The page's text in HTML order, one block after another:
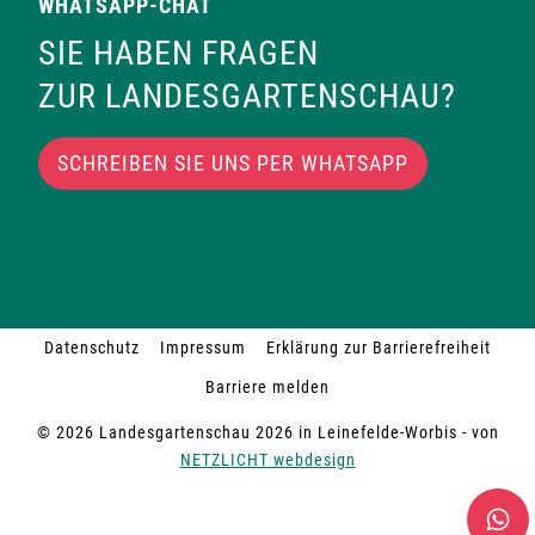
WHATSAPP-CHAT
SIE HABEN FRAGEN
ZUR LANDESGARTENSCHAU?
SCHREIBEN SIE UNS PER WHATSAPP
© 2026 Landesgartenschau 2026 in Leinefelde-Worbis - von
NETZLICHT webdesign
Datenschutz Impressum
Erklärung zur Barrierefreiheit
Barriere melden